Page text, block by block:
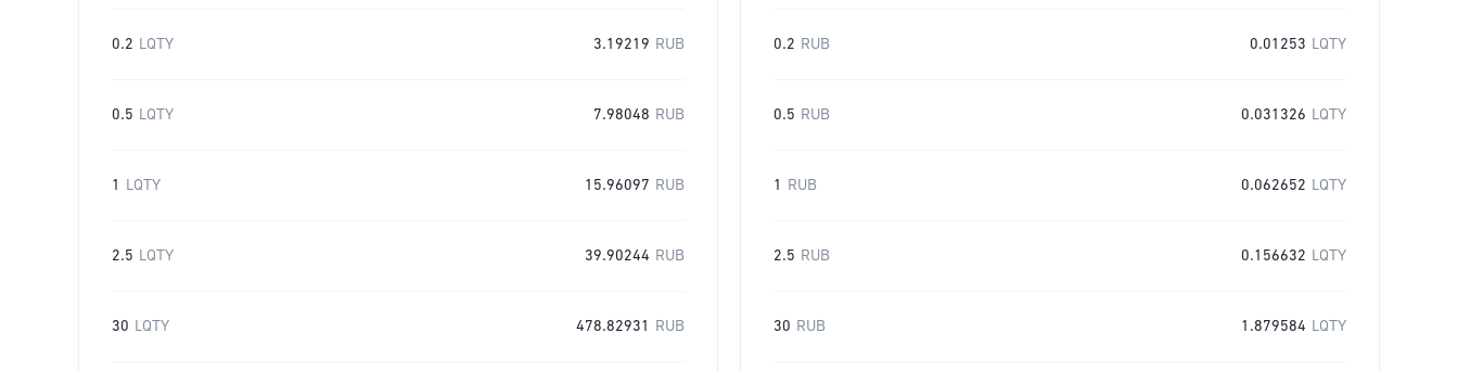
0.2 LQTY 3.19219 RUB
0.5 LQTY 7.98048 RUB
1 LQTY 15.96097 RUB
2.5 LQTY 39.90244 RUB
30 LQTY 478.82931 RUB
0.2 RUB 0.01253 LQTY
0.5 RUB 0.031326 LQTY
1 RUB 0.062652 LQTY
2.5 RUB 0.156632 LQTY
30 RUB 1.879584 LQTY